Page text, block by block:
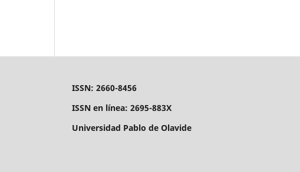
ISSN: 2660-8456
ISSN en línea: 2695-883X
Universidad Pablo de Olavide